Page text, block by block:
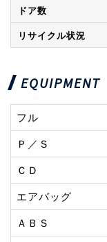
ドア数
リサイクル状況
EQUIPMENT
フル
Ｐ／Ｓ
ＣＤ
エアバッグ
ＡＢＳ